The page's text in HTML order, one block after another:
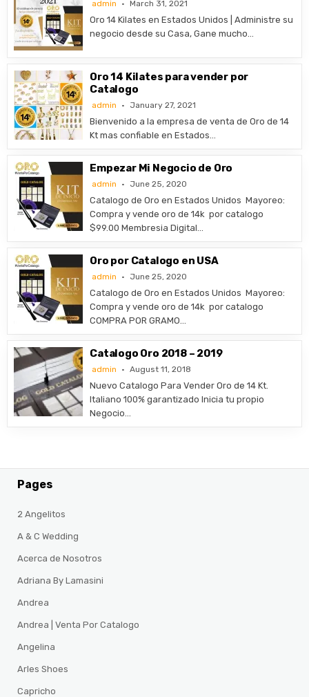
admin March 31, 2021
Oro 14 Kilates en Estados Unidos | Administre su
negocio desde su Casa, Gane mucho…
Oro 14 Kilates para vender por
Catalogo
admin January 27, 2021
Bienvenido a la empresa de venta de Oro de 14
Kt mas confiable en Estados…
Empezar Mi Negocio de Oro
admin June 25, 2020
Catalogo de Oro en Estados Unidos ​Mayoreo:
Compra y vende oro de 14k por catalogo
$99.00 Membresia Digital…
Oro por Catalogo en USA
admin June 25, 2020
Catalogo de Oro en Estados Unidos ​Mayoreo:
Compra y vende oro de 14k por catalogo
COMPRA POR GRAMO…
Catalogo Oro 2018 – 2019
admin August 11, 2018
Nuevo Catalogo Para Vender Oro de 14 Kt.
Italiano 100% garantizado Inicia tu propio
Negocio…
Pages
2 Angelitos
A & C Wedding
Acerca de Nosotros
Adriana By Lamasini
Andrea
Andrea | Venta Por Catalogo
Angelina
Arles Shoes
Capricho